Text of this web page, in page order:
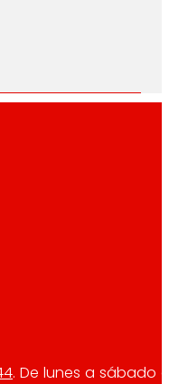
. De lunes a sábado